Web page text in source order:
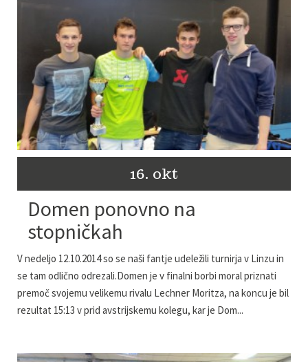
16. okt
Domen ponovno na
stopničkah
V nedeljo 12.10.2014 so se naši fantje udeležili turnirja v Linzu in
se tam odlično odrezali.Domen je v finalni borbi moral priznati
premoč svojemu velikemu rivalu Lechner Moritza, na koncu je bil
rezultat 15:13 v prid avstrijskemu kolegu, kar je Dom...